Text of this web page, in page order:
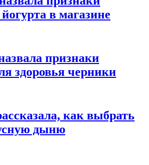
в магазине
признаки
здоровья черники
как выбрать
дыню